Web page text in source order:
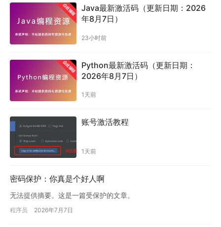
Java最新激活码（更新日期：2026
年8月7日）
23小时前
Python最新激活码（更新日期：
2026年8月7日）
1天前
账号激活教程
1天前
密码保护：你真是个好人啊
无法提供摘要。这是一篇受保护的文章。
程序员 2026年7月7日